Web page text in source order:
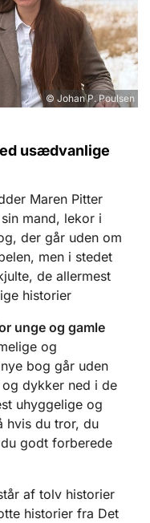
© Johan P. Poulsen
usædvanlige
Maren Pitter
mand, lekor i
der går uden om
men i stedet
de allermest
historier
unge og gamle
og
bog går uden
dykker ned i de
uhyggelige og
hvis du tror, du
godt forberede
af tolv historier
historier fra Det